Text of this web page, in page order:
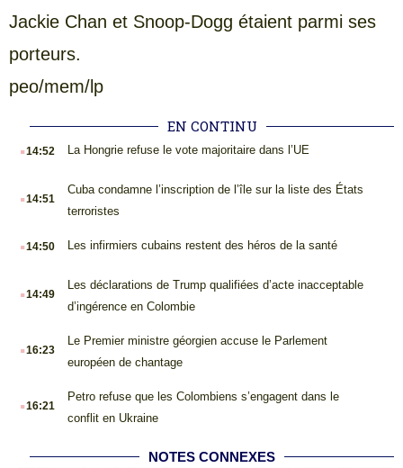
Jackie Chan et Snoop-Dogg étaient parmi ses
porteurs.
peo/mem/lp
EN CONTINU
.14:52 La Hongrie refuse le vote majoritaire dans l’UE
.14:51
Cuba condamne l’inscription de l’île sur la liste des États
terroristes
.14:50 Les infirmiers cubains restent des héros de la santé
.14:49
Les déclarations de Trump qualifiées d’acte inacceptable
d’ingérence en Colombie
.16:23
Le Premier ministre géorgien accuse le Parlement
européen de chantage
.16:21
Petro refuse que les Colombiens s’engagent dans le
conflit en Ukraine
NOTES CONNEXES